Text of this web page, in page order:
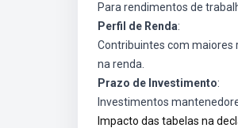
Para rendimentos de
Perfil de Renda:
Contribuintes com maiores
na renda.
Prazo de Investimento:
Investimentos
Impacto das tabelas na